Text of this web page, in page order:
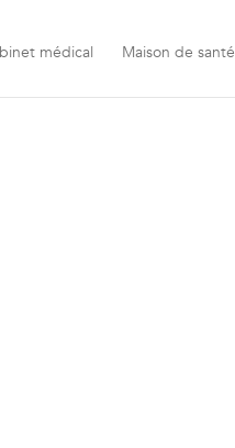
médical Maison de santé